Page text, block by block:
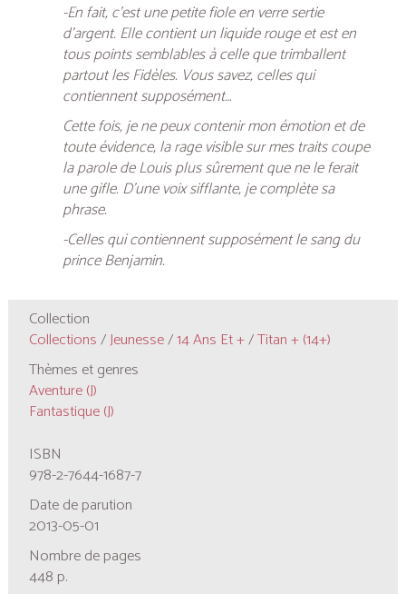
-En fait, c’est une petite fiole en verre sertie
d’argent. Elle contient un liquide rouge et est en
tous points semblables à celle que trimballent
partout les Fidèles. Vous savez, celles qui
contiennent supposément…
Cette fois, je ne peux contenir mon émotion et de
toute évidence, la rage visible sur mes traits coupe
la parole de Louis plus sûrement que ne le ferait
une gifle. D’une voix sifflante, je complète sa
phrase.
-Celles qui contiennent supposément le sang du
prince Benjamin.
Collection
Collections/Jeunesse/14 Ans Et +/Titan + (14+)
Thèmes et genres
Aventure (J)
Fantastique (J)
ISBN
978-2-7644-1687-7
Date de parution
2013-05-01
Nombre de pages
448 p.